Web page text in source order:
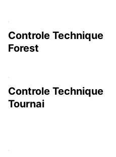
Controle Technique
Forest
Controle Technique
Tournai